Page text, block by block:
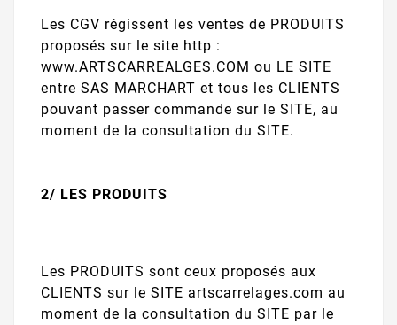
Les CGV régissent les ventes de PRODUITS
proposés sur le site http :
www.ARTSCARREALGES.COM ou LE SITE
entre SAS MARCHART et tous les CLIENTS
pouvant passer commande sur le SITE, au
moment de la consultation du SITE.
2/ LES PRODUITS
Les PRODUITS sont ceux proposés aux
CLIENTS sur le SITE artscarrelages.com au
moment de la consultation du SITE par le